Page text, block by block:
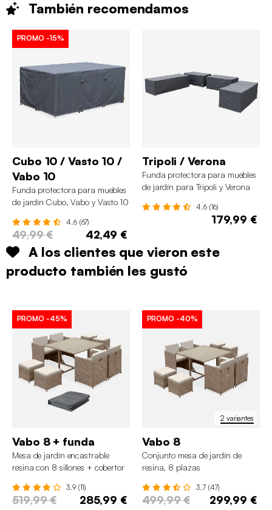
También recomendamos
PROMO -15%
Cubo 10 / Vasto 10 /
Vabo 10
Funda protectora para muebles
de jardín Cubo, Vabo y Vasto 10
4.6 (67)
49,99 € 42,49 €
Tripoli / Verona
Funda protectora para muebles
de jardín para Tripoli y Verona
4.6 (16)
179,99 €
A los clientes que vieron este
producto también les gustó
PROMO -45%
Vabo 8 + funda
Mesa de jardín encastrable
resina con 8 sillones + cobertor
3.9 (11)
519,99 € 285,99 €
2 variantes
PROMO -40%
Vabo 8
Conjunto mesa de jardín de
resina, 8 plazas
3.7 (47)
499,99 € 299,99 €